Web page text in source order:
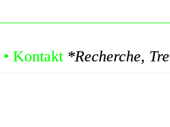
• Kontakt *Recherche, Trends, Konzepte: Let's